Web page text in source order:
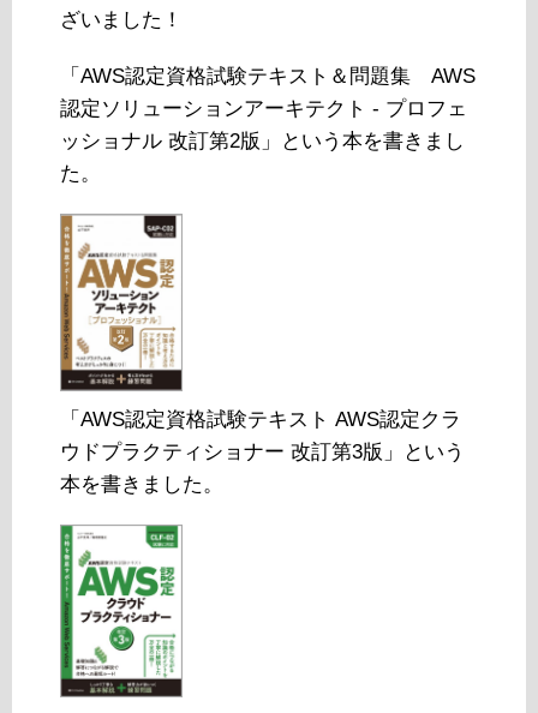
ざいました！
「AWS認定資格試験テキスト＆問題集 AWS
認定ソリューションアーキテクト - プロフェ
ッショナル 改訂第2版」という本を書きまし
た。
「AWS認定資格試験テキスト AWS認定クラ
ウドプラクティショナー 改訂第3版」という
本を書きました。